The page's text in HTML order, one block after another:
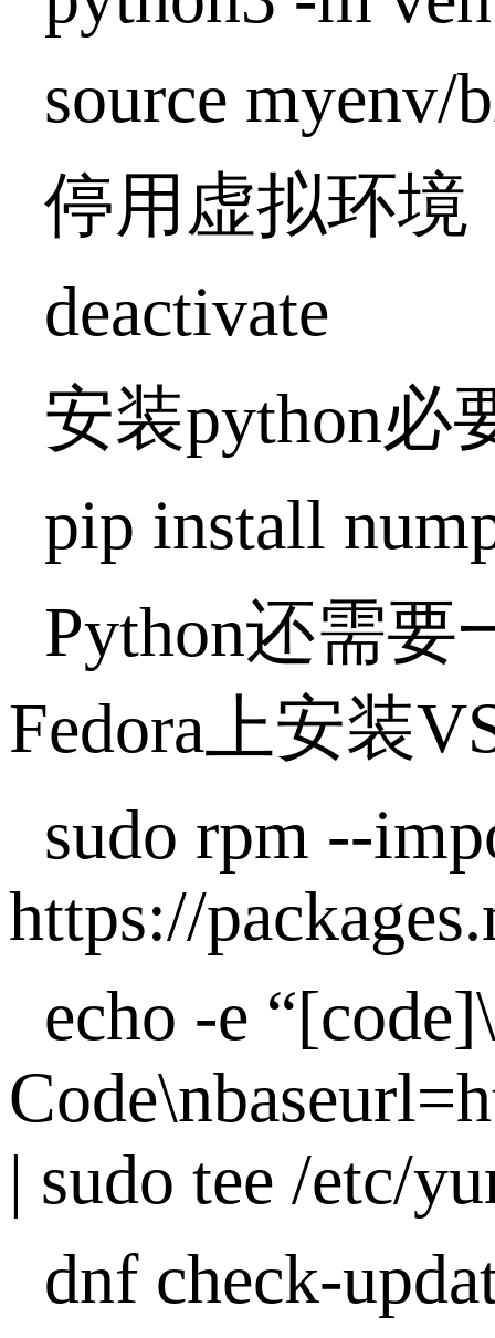
source myenv/
停用虚拟环境
deactivate
安装python必
pip install
Python还需
Fedora上安装
sudo rpm --
https://
echo -e
| sudo tee /etc/
dnf check-